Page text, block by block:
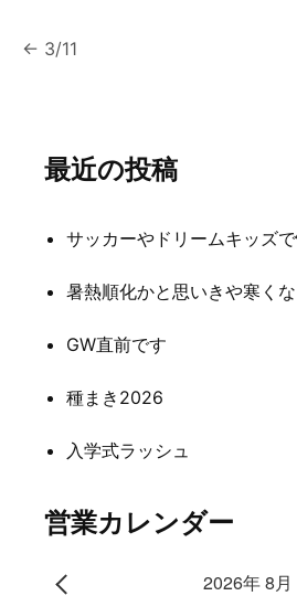
投
ビ
シ
← 3/11
最近の投稿
サッカーやドリームキッズ
暑熱順化かと思いきや寒く
GW直前です
種まき2026
入学式ラッシュ
営業カレンダー
2026年 8月